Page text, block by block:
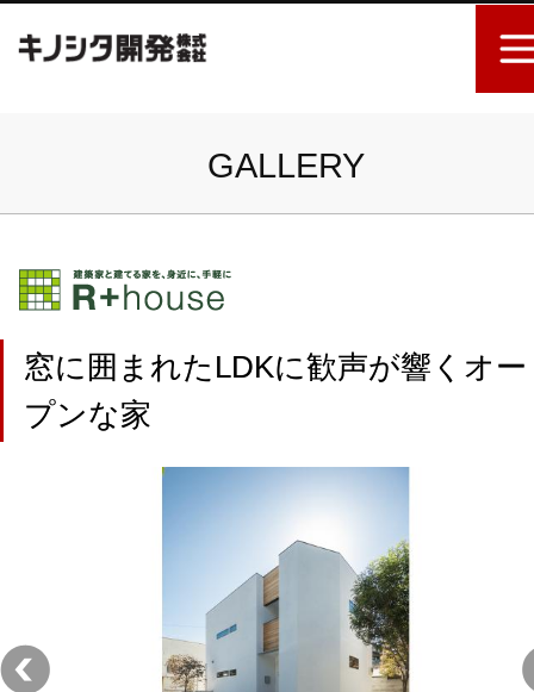
GALLERY
窓に囲まれたLDKに歓声が響くオー
プンな家